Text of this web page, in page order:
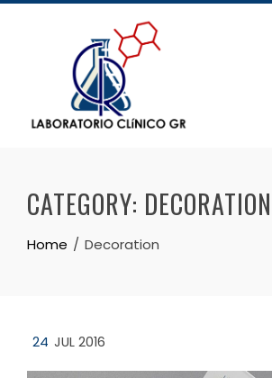
Skip
CATEGORY: DECORATION
Home Decoration
24 JUL 2016